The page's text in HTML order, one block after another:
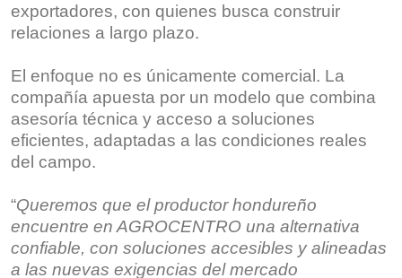
exportadores, con quienes busca construir
relaciones a largo plazo.
El enfoque no es únicamente comercial. La
compañía apuesta por un modelo que combina
asesoría técnica y acceso a soluciones
eficientes, adaptadas a las condiciones reales
del campo.
“Queremos que el productor hondureño
encuentre en AGROCENTRO una alternativa
confiable, con soluciones accesibles y alineadas
a las nuevas exigencias del mercado